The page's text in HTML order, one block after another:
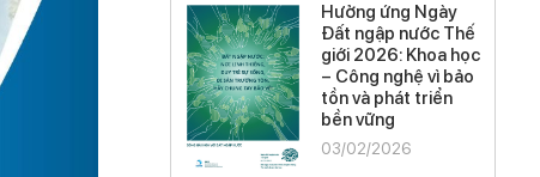
Hưởng ứng Ngày
Đất ngập nước Thế
giới 2026: Khoa học
– Công nghệ vì bảo
tồn và phát triển
bền vững
03/02/2026